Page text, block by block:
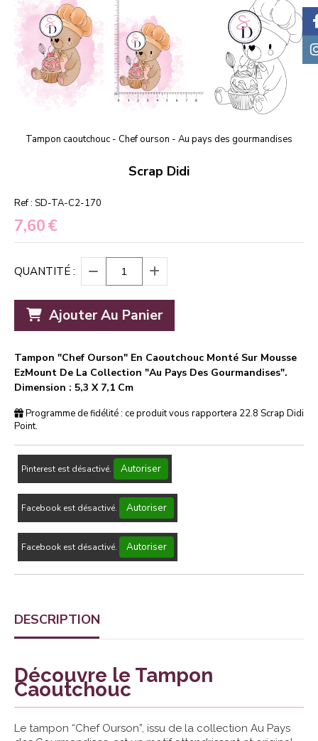
Tampon caoutchouc - Chef ourson - Au pays des gourmandises
Scrap Didi
Ref : SD-TA-C2-170
7,60€
QUANTITÉ :
Ajouter Au Panier
Tampon "Chef Ourson" En Caoutchouc Monté Sur Mousse
EzMount De La Collection "Au Pays Des Gourmandises".
Dimension : 5,3 X 7,1 Cm
Programme de fidélité : ce produit vous rapportera 22.8 Scrap Didi
Point.
Pinterest est désactivé. Autoriser
Facebook est désactivé. Autoriser
Facebook est désactivé. Autoriser
DESCRIPTION
Découvre le Tampon
Caoutchouc
Le tampon “Chef Ourson”, issu de la collection Au Pays